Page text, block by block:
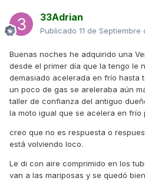
33Adrian
Publicado 11 de Septiembre
Buenas noches he adquirido una
desde el primer día que la tengo le
demasiado acelerada en frío hasta
un poco de gas se areleraba aún
taller de confianza del antiguo
la moto igual que se acelera en frío
creo que no es respuesta o
está volviendo loco.
Le di con aire comprimido en los
van a las mariposas y se quedó